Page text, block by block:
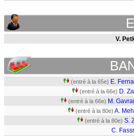
V.
(entré à la 65e) E.
(entré à la 66e) D.
(entré à la 66e) M.
(entré à la 80e) A.
(entré à la 80e) S.
C.